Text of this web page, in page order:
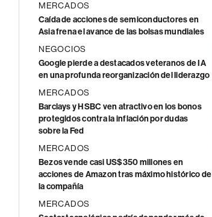
MERCADOS
Caída de acciones de semiconductores en
Asia frena el avance de las bolsas mundiales
NEGOCIOS
Google pierde a destacados veteranos de IA
en una profunda reorganización del liderazgo
MERCADOS
Barclays y HSBC ven atractivo en los bonos
protegidos contra la inflación por dudas
sobre la Fed
MERCADOS
Bezos vende casi US$350 millones en
acciones de Amazon tras máximo histórico de
la compañía
MERCADOS